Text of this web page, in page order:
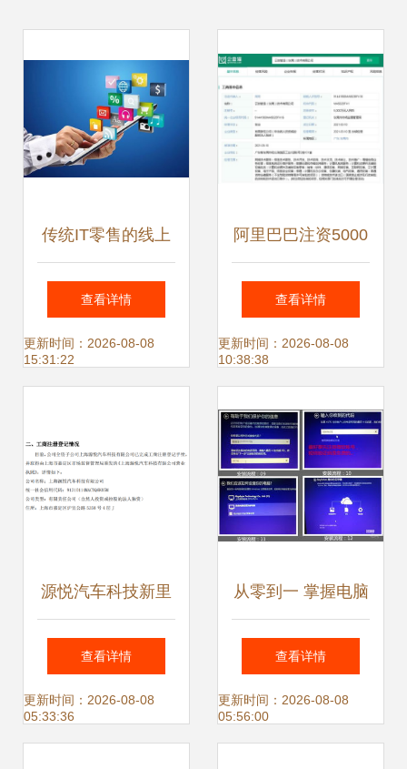
传统IT零售的线上
突围 计算机软硬件
及辅助设备零售商
查看详情
更新时间：2026-08-08
15:31:22
阿里巴巴注资5000
万在东莞成立云技
智造，聚焦智能制
查看详情
更新时间：2026-08-08
10:38:38
源悦汽车科技新里
程碑 上海全资子公
司正式完成工商注
查看详情
更新时间：2026-08-08
05:33:36
从零到一 掌握电脑
软硬件基础技能在
线培训与零售辅助
查看详情
更新时间：2026-08-08
05:56:00